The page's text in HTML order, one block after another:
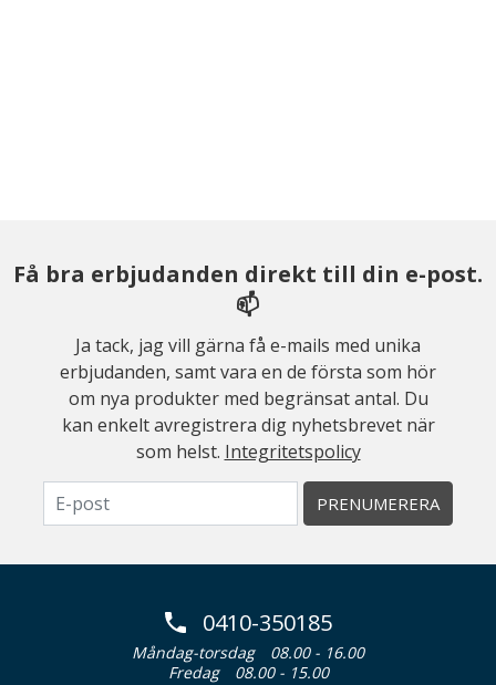
Få bra erbjudanden direkt till din e-post.
📫
Ja tack, jag vill gärna få e-mails med unika
erbjudanden, samt vara en de första som hör
om nya produkter med begränsat antal. Du
kan enkelt avregistrera dig nyhetsbrevet när
som helst. Integritetspolicy
PRENUMERERA
0410-350185
Måndag-torsdag
08.00 - 16.00
Fredag
08.00 - 15.00